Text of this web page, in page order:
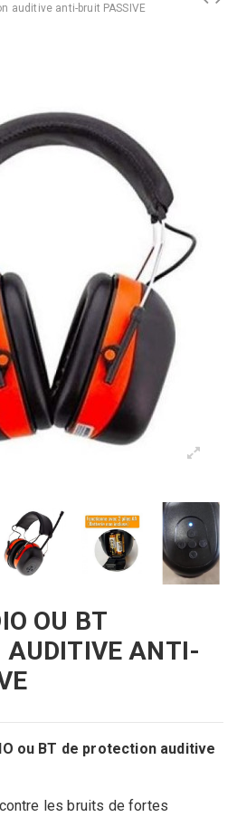
auditive anti-bruit PASSIVE
OU BT
AUDITIVE ANTI-
ou BT de protection auditive
les bruits de fortes